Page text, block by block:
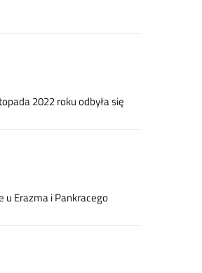
2022 roku odbyła się
u Erazma i Pankracego